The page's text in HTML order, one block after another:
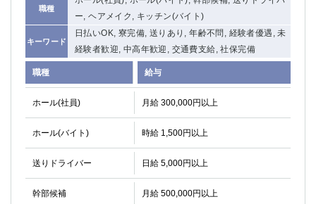
職種
ー, ヘアメイク, キッチン(バイト)
キーワード
日払いOK, 寮完備, 送りあり, 年齢不問, 経験者優遇, 未
経験者歓迎, 中高年歓迎, 交通費支給, 社保完備
職種 給与
ホール(社員) 月給 300,000円以上
ホール(バイト) 時給 1,500円以上
送りドライバー 日給 5,000円以上
幹部候補 月給 500,000円以上
大船
相模原
横須賀
埼玉県
南越谷
志木
川越
草加
南浦和
所沢
熊谷
獨協大学前＜草加松原＞ 北浦和（西口）
春日部
川口